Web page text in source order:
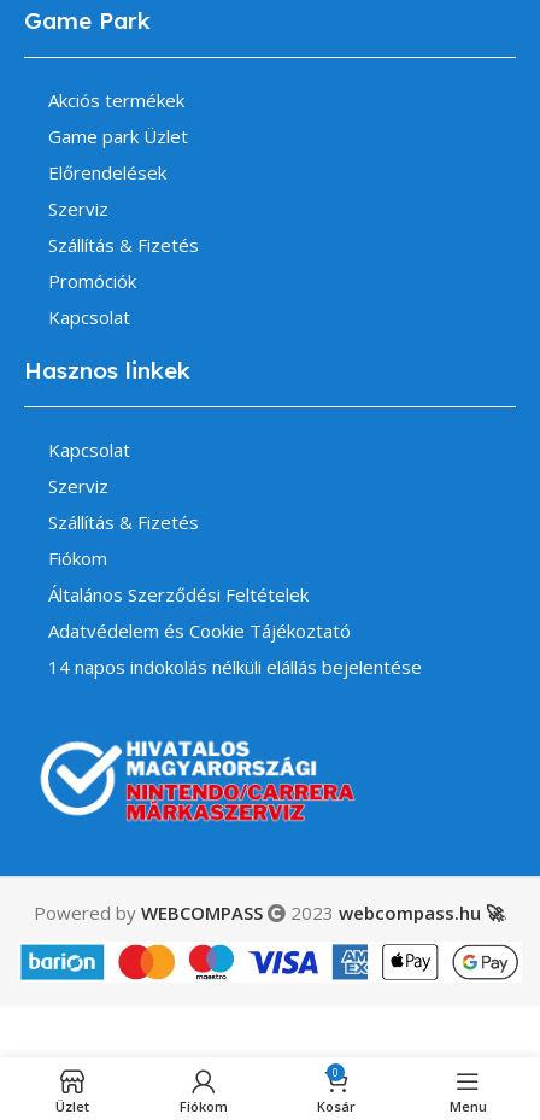
Game Park
Akciós termékek
Game park Üzlet
Előrendelések
Szerviz
Szállítás & Fizetés
Promóciók
Kapcsolat
Hasznos linkek
Kapcsolat
Szerviz
Szállítás & Fizetés
Fiókom
Általános Szerződési Feltételek
Adatvédelem és Cookie Tájékoztató
14 napos indokolás nélküli elállás bejelentése
Powered by WEBCOMPASS 2023 webcompass.hu 🚀.
Fire Emblem – Chrom
amiibo használt
5,000Ft Elfogyott
Üzlet Fiókom
0
Kosár Menu